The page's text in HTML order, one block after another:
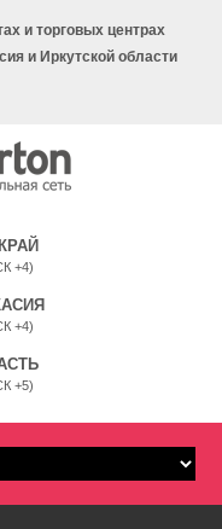
и торговых центрах
и Иркутской области
+4)
+4)
+5)